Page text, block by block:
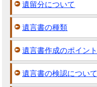
遺留分について
遺言書の種類
遺言書作成のポイント
遺言書の検認について